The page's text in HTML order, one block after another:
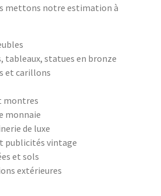
mettons notre estimation à
tableaux, statues en bronze
et carillons
montres
monnaie
de luxe
publicités vintage
et sols
extérieures